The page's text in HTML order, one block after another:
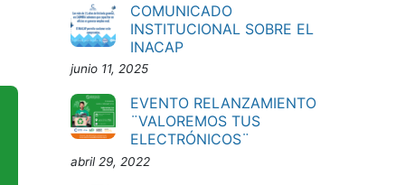
COMUNICADO
INSTITUCIONAL SOBRE EL
INACAP
junio 11, 2025
EVENTO RELANZAMIENTO
¨VALOREMOS TUS
ELECTRÓNICOS¨
abril 29, 2022